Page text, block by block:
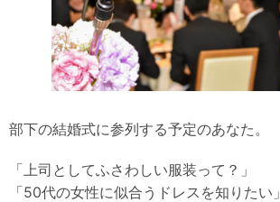
部下の結婚式に参列する予定のあなた。
「上司としてふさわしい服装って？」
「50代の女性に似合うドレスを知りたい」